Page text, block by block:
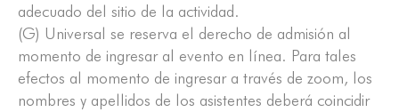
adecuado del sitio de la actividad.
(G) Universal se reserva el derecho de admisión al
momento de ingresar al evento en línea. Para tales
efectos al momento de ingresar a través de zoom, los
nombres y apellidos de los asistentes deberá coincidir